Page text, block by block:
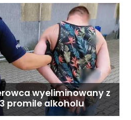
wyeliminowany z
promile alkoholu